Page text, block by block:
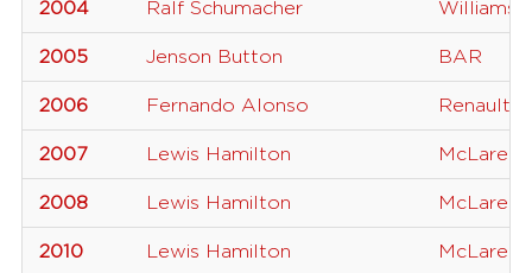
2004 Ralf Schumacher Williams
2005 Jenson Button BAR
2006 Fernando Alonso Renault
2007 Lewis Hamilton McLaren
2008 Lewis Hamilton McLaren
2010 Lewis Hamilton McLaren